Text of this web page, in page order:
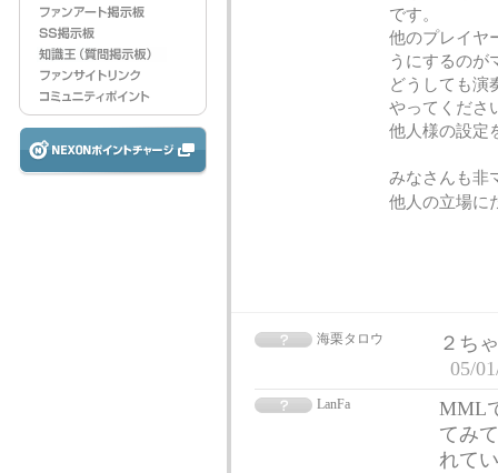
です。
他のプレイヤ
うにするのが
どうしても演
やってくださ
他人様の設定
みなさんも非
他人の立場に
海栗タロウ
２ち
05/
LanFa
MML
てみ
れて